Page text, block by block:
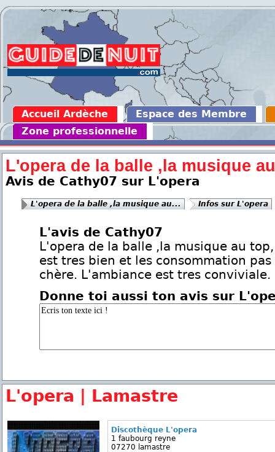
Accueil Ardèche Espace des Membre
Zone professionnelle
L'opera de la balle ,la musique
Avis de Cathy07 sur L'opera
L'opera de la balle ,la musique au... Infos sur L'opera
L'avis de Cathy07
L'opera de la balle ,la musique au
est tres bien et les consommation
chère. L'ambiance est tres conviviale.
Donne toi aussi ton avis sur
L'opera | Lamastre
Discothèque L'opera
1 faubourg reyne
07270 lamastre